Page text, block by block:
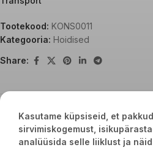
Tootekood: KONS0011
Kategooria: Hoidised
Share:
Seotud tooted
Kasutame küpsiseid, et
sirvimiskogemust,
analüüsida selle liiklust ja